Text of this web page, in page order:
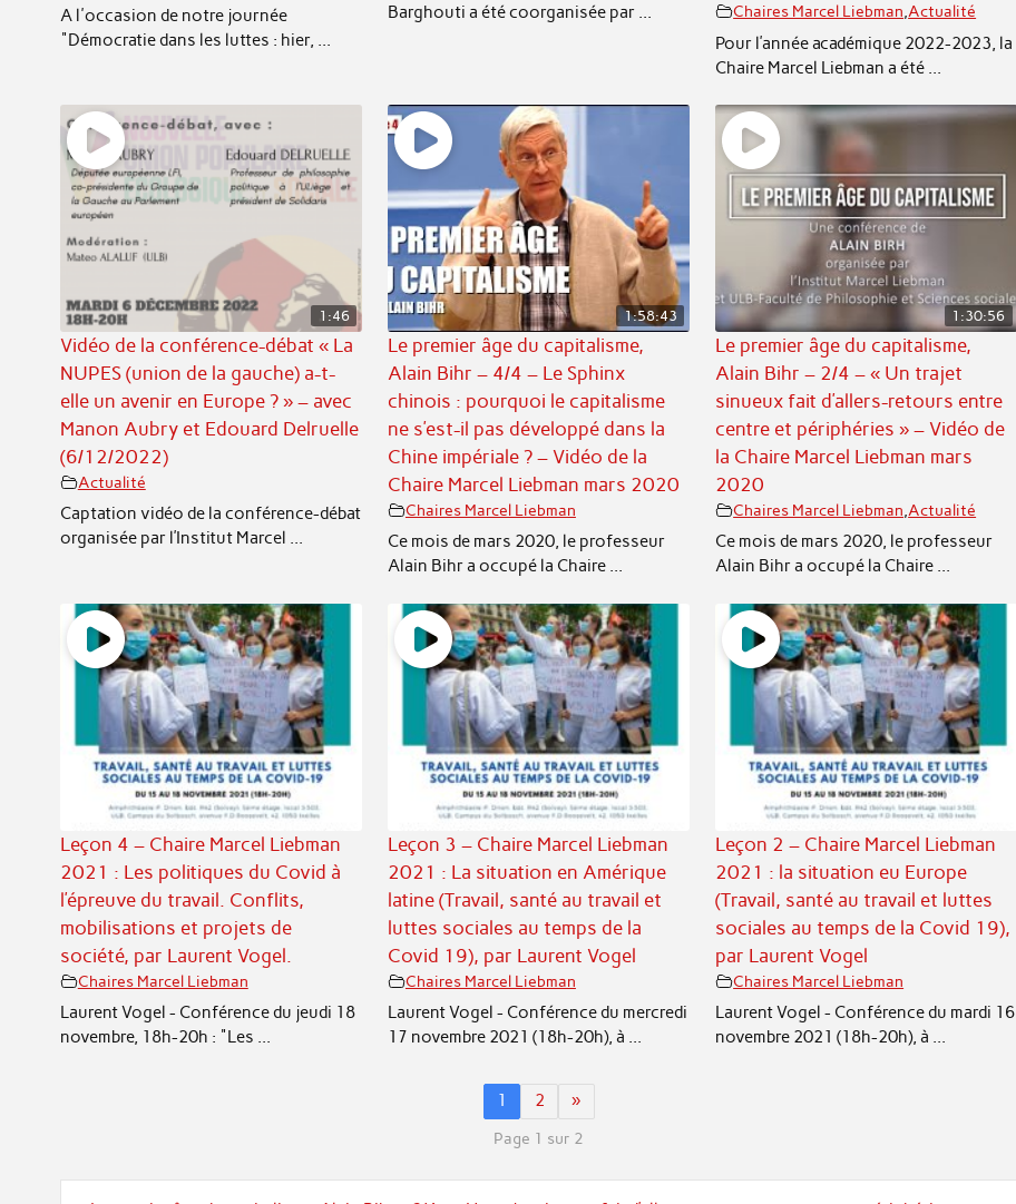
A l'occasion de notre journée
"Démocratie dans les luttes : hier, ...
Barghouti a été coorganisée par ...
Chaires Marcel Liebman Actualité
Pour l’année académique 2022-2023, la
Chaire Marcel Liebman a été ...
1:46
Vidéo de la conférence-débat « La
NUPES (union de la gauche) a-t-
elle un avenir en Europe ? » – avec
Manon Aubry et Edouard Delruelle
(6/12/2022)
Actualité
Captation vidéo de la conférence-débat
organisée par l’Institut Marcel ...
1:58:43
Le premier âge du capitalisme,
Alain Bihr – 4/4 – Le Sphinx
chinois : pourquoi le capitalisme
ne s’est-il pas développé dans la
Chine impériale ? – Vidéo de la
Chaire Marcel Liebman mars 2020
Chaires Marcel Liebman
Ce mois de mars 2020, le professeur
Alain Bihr a occupé la Chaire ...
1:30:56
Le premier âge du capitalisme,
Alain Bihr – 2/4 – « Un trajet
sinueux fait d’allers-retours entre
centre et périphéries » – Vidéo de
la Chaire Marcel Liebman mars
2020
Chaires Marcel Liebman Actualité
Ce mois de mars 2020, le professeur
Alain Bihr a occupé la Chaire ...
Leçon 4 – Chaire Marcel Liebman
2021 : Les politiques du Covid à
l’épreuve du travail. Conflits,
mobilisations et projets de
société, par Laurent Vogel.
Chaires Marcel Liebman
Laurent Vogel - Conférence du jeudi 18
novembre, 18h-20h : "Les ...
Leçon 3 – Chaire Marcel Liebman
2021 : La situation en Amérique
latine (Travail, santé au travail et
luttes sociales au temps de la
Covid 19), par Laurent Vogel
Chaires Marcel Liebman
Laurent Vogel - Conférence du mercredi
17 novembre 2021 (18h-20h), à ...
Leçon 2 – Chaire Marcel Liebman
2021 : la situation eu Europe
(Travail, santé au travail et luttes
sociales au temps de la Covid 19),
par Laurent Vogel
Chaires Marcel Liebman
Laurent Vogel - Conférence du mardi 16
novembre 2021 (18h-20h), à ...
1 2 »
Page 1 sur 2